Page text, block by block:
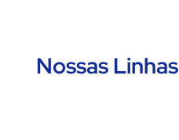
Nossas Linhas